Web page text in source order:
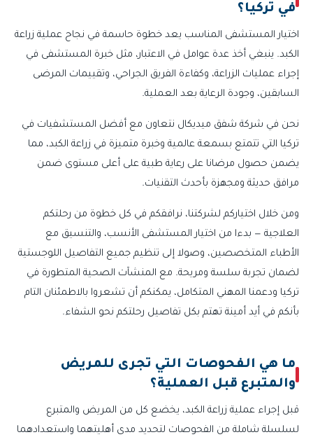
في تركيا؟
اختيار المستشفى المناسب يعد خطوة حاسمة في نجاح عملية زراعة
الكبد. ينبغي أخذ عدة عوامل في الاعتبار، مثل خبرة المستشفى في
إجراء عمليات الزراعة، وكفاءة الفريق الجراحي، وتقييمات المرضى
السابقين، وجودة الرعاية بعد العملية.
نحن في شركة شفق ميديكال نتعاون مع أفضل المستشفيات في
تركيا التي تتمتع بسمعة عالمية وخبرة متميزة في زراعة الكبد، مما
يضمن حصول مرضانا على رعاية طبية على أعلى مستوى ضمن
مرافق حديثة ومجهزة بأحدث التقنيات.
ومن خلال اختياركم لشركتنا، نرافقكم في كل خطوة من رحلتكم
العلاجية — بدءا من اختيار المستشفى الأنسب، والتنسيق مع
الأطباء المتخصصين، وصولا إلى تنظيم جميع التفاصيل اللوجستية
لضمان تجربة سلسة ومريحة. مع المنشآت الصحية المتطورة في
تركيا ودعمنا المهني المتكامل، يمكنكم أن تشعروا بالاطمئنان التام
بأنكم في أيد أمينة تهتم بكل تفاصيل رحلتكم نحو الشفاء.
ما هي الفحوصات التي تجرى للمريض
والمتبرع قبل العملية؟
قبل إجراء عملية زراعة الكبد، يخضع كل من المريض والمتبرع
لسلسلة شاملة من الفحوصات لتحديد مدى أهليتهما واستعدادهما